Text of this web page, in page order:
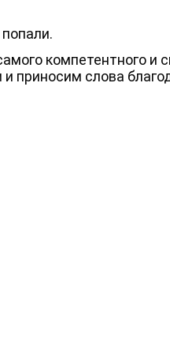
компетентного и
приносим слова